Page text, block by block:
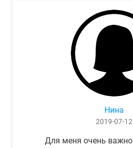
Нина
2019-07-12
Для меня очень